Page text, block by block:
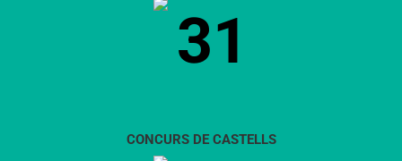
31
CONCURS DE CASTELLS